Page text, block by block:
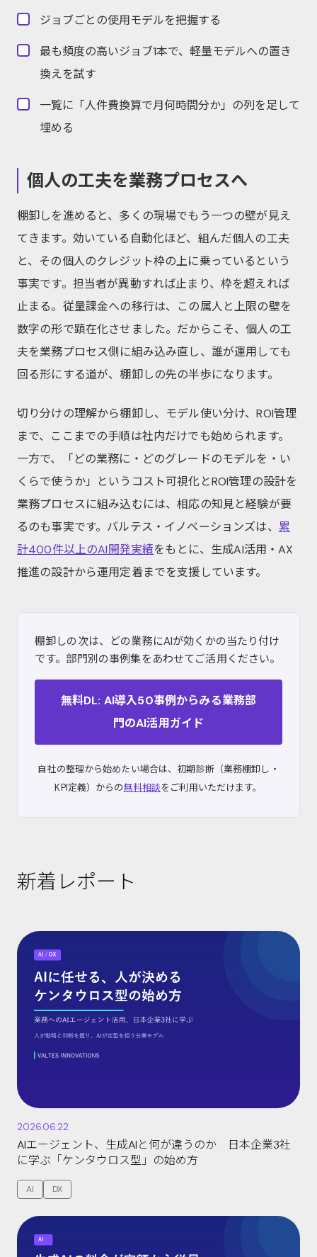
ジョブごとの使用モデルを把握する
最も頻度の高いジョブ1本で、軽量モデルへの置き
換えを試す
一覧に「人件費換算で月何時間分か」の列を足して
埋める
個人の工夫を業務プロセスへ
棚卸しを進めると、多くの現場でもう一つの壁が見え
てきます。効いている自動化ほど、組んだ個人の工夫
と、その個人のクレジット枠の上に乗っているという
事実です。担当者が異動すれば止まり、枠を超えれば
止まる。従量課金への移行は、この属人と上限の壁を
数字の形で顕在化させました。だからこそ、個人の工
夫を業務プロセス側に組み込み直し、誰が運用しても
回る形にする道が、棚卸しの先の半歩になります。
切り分けの理解から棚卸し、モデル使い分け、ROI管理
まで、ここまでの手順は社内だけでも始められます。
一方で、「どの業務に・どのグレードのモデルを・い
くらで使うか」というコスト可視化とROI管理の設計を
業務プロセスに組み込むには、相応の知見と経験が要
るのも事実です。バルテス・イノベーションズは、 累
計400件以上のAI開発実績をもとに、生成AI活用・AX
推進の設計から運用定着までを支援しています。
棚卸しの次は、どの業務にAIが効くかの当たり付け
です。部門別の事例集をあわせてご活用ください。
無料DL: AI導入50事例からみる業務部
門のAI活用ガイド
自社の整理から始めたい場合は、初期診断（業務棚卸し・
KPI定義）からの無料相談をご利用いただけます。
新着レポート
2026.06.22
AIエージェント、生成AIと何が違うのか 日本企業3社
に学ぶ「ケンタウロス型」の始め方
AI DX